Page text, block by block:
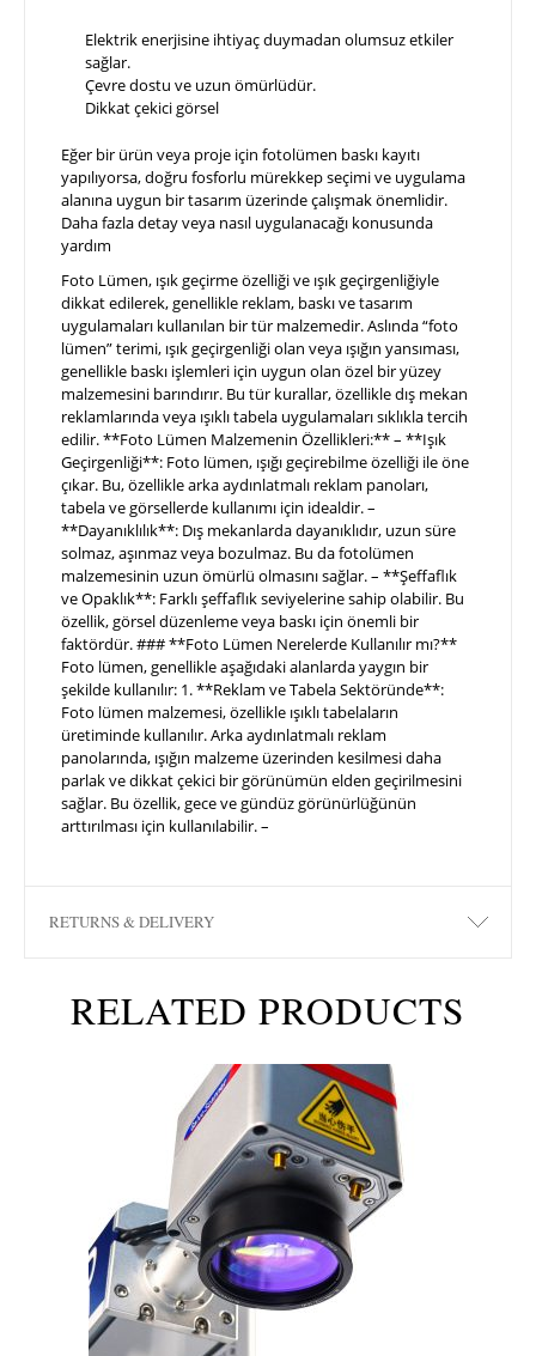
Elektrik enerjisine ihtiyaç duymadan olumsuz etkiler
sağlar.
Çevre dostu ve uzun ömürlüdür.
Dikkat çekici görsel
Eğer bir ürün veya proje için fotolümen baskı kayıtı
yapılıyorsa, doğru fosforlu mürekkep seçimi ve uygulama
alanına uygun bir tasarım üzerinde çalışmak önemlidir.
Daha fazla detay veya nasıl uygulanacağı konusunda
yardım
Foto Lümen, ışık geçirme özelliği ve ışık geçirgenliğiyle
dikkat edilerek, genellikle reklam, baskı ve tasarım
uygulamaları kullanılan bir tür malzemedir. Aslında “foto
lümen” terimi, ışık geçirgenliği olan veya ışığın yansıması,
genellikle baskı işlemleri için uygun olan özel bir yüzey
malzemesini barındırır. Bu tür kurallar, özellikle dış mekan
reklamlarında veya ışıklı tabela uygulamaları sıklıkla tercih
edilir. **Foto Lümen Malzemenin Özellikleri:** – **Işık
Geçirgenliği**: Foto lümen, ışığı geçirebilme özelliği ile öne
çıkar. Bu, özellikle arka aydınlatmalı reklam panoları,
tabela ve görsellerde kullanımı için idealdir. –
**Dayanıklılık**: Dış mekanlarda dayanıklıdır, uzun süre
solmaz, aşınmaz veya bozulmaz. Bu da fotolümen
malzemesinin uzun ömürlü olmasını sağlar. – **Şeffaflık
ve Opaklık**: Farklı şeffaflık seviyelerine sahip olabilir. Bu
özellik, görsel düzenleme veya baskı için önemli bir
faktördür. ### **Foto Lümen Nerelerde Kullanılır mı?**
Foto lümen, genellikle aşağıdaki alanlarda yaygın bir
şekilde kullanılır: 1. **Reklam ve Tabela Sektöründe**:
Foto lümen malzemesi, özellikle ışıklı tabelaların
üretiminde kullanılır. Arka aydınlatmalı reklam
panolarında, ışığın malzeme üzerinden kesilmesi daha
parlak ve dikkat çekici bir görünümün elden geçirilmesini
sağlar. Bu özellik, gece ve gündüz görünürlüğünün
arttırılması için kullanılabilir. –
RETURNS & DELIVERY
RELATED PRODUCTS